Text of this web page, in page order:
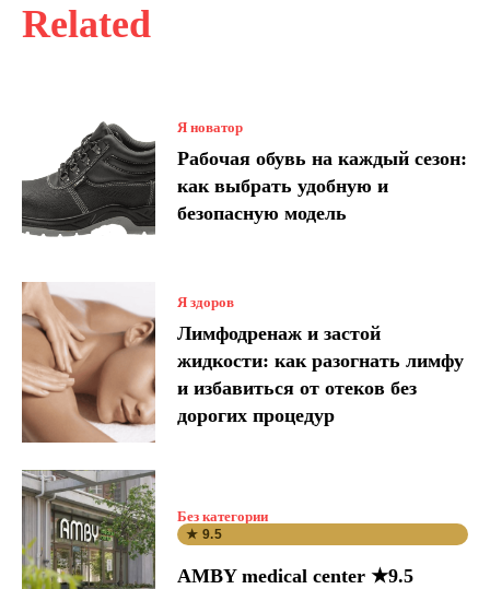
Related
Я новатор
Рабочая обувь на каждый сезон:
как выбрать удобную и
безопасную модель
Я здоров
Лимфодренаж и застой
жидкости: как разогнать лимфу
и избавиться от отеков без
дорогих процедур
Без категории
★ 9.5
AMBY medical center ★9.5